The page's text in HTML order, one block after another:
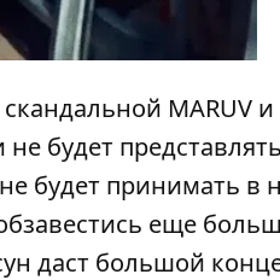
MARUV и
будет
будет принимать в
еще
даст большой